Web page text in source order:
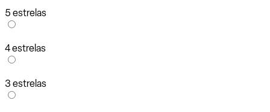
5 estrelas
4 estrelas
3 estrelas